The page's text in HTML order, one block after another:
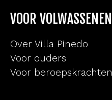
VOOR VOLWASSENEN
Over Villa Pinedo
Voor ouders
Voor beroepskrachten